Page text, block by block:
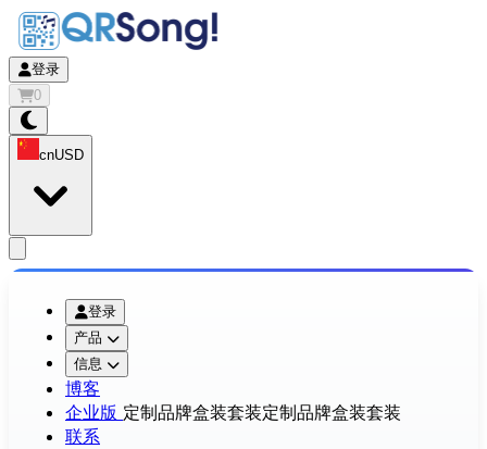
登录
0
cnUSD
登录
产品
信息
博客
企业版 定制品牌盒装套装定制品牌盒装套装
联系